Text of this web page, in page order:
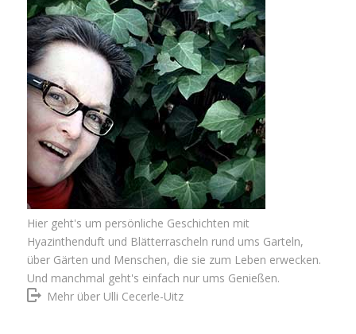
Hier geht's um persönliche Geschichten mit
Hyazinthenduft und Blätterrascheln rund ums Garteln,
über Gärten und Menschen, die sie zum Leben erwecken.
Und manchmal geht's einfach nur ums Genießen.
Mehr über Ulli Cecerle-Uitz